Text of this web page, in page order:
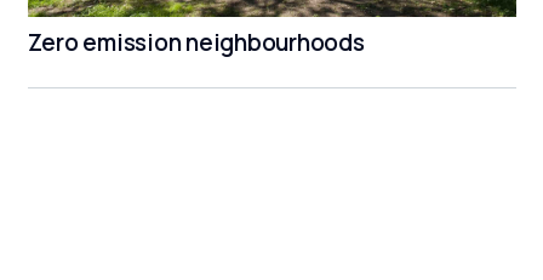
Zero emission neighbourhoods